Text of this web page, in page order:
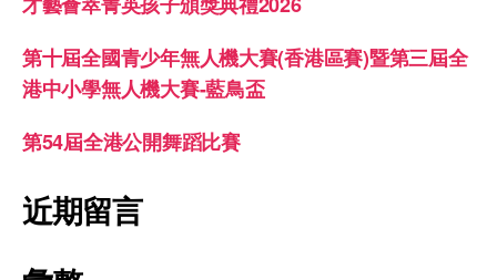
第十屆全國青少年無人機大賽(香港區賽)暨第三屆全
港中小學無人機大賽-藍鳥盃
第54屆全港公開舞蹈比賽
近期留言